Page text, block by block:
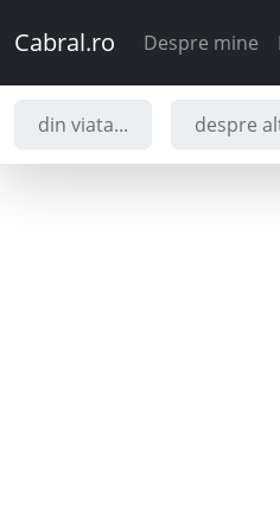
Cabral.ro Despre mine
din viata... despre